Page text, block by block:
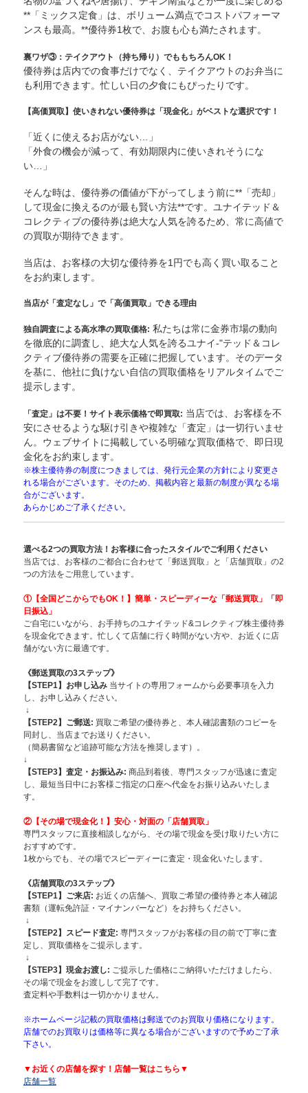
**「ミックス定食」は、ボリューム満点でコストパフォーマ
ンスも最高。**優待券1枚で、お腹も心も満たされます。
裏ワザ③：テイクアウト（持ち帰り）でももちろんOK！
優待券は店内での食事だけでなく、テイクアウトのお弁当に
も利用できます。忙しい日の夕食にもぴったりです。
【高価買取】使いきれない優待券は「現金化」がベストな選択です！
「近くに使えるお店がない…」
「外食の機会が減って、有効期限内に使いきれそうにな
い…」
そんな時は、優待券の価値が下がってしまう前に**「売却」
して現金に換えるのが最も賢い方法**です。ユナイテッド＆
コレクティブの優待券は絶大な人気を誇るため、常に高値で
の買取が期待できます。
当店は、お客様の大切な優待券を1円でも高く買い取ること
をお約束します。
当店が「査定なし」で「高価買取」できる理由
独自調査による高水準の買取価格: 私たちは常に金券市場の動向
を徹底的に調査し、絶大な人気を誇るユナイ-"テッド＆コレ
クティブ優待券の需要を正確に把握しています。そのデータ
を基に、他社に負けない自信の買取価格をリアルタイムでご
提示します。
「査定」は不要！サイト表示価格で即買取: 当店では、お客様を不
安にさせるような駆け引きや複雑な「査定」は一切行いませ
ん。ウェブサイトに掲載している明確な買取価格で、即日現
金化をお約束します。
※株主優待券の制度につきましては、発行元企業の方針により変更さ
れる場合がございます。そのため、掲載内容と最新の制度が異なる場
合がございます。
あらかじめご了承ください。
選べる2つの買取方法！お客様に合ったスタイルでご利用ください
当店では、お客様のご都合に合わせて「郵送買取」と「店舗買取」の2
つの方法をご用意しています。
①【全国どこからでもOK！】簡単・スピーディーな「郵送買取」「即
日振込」
ご自宅にいながら、お手持ちのユナイテッド&コレクティブ株主優待券
を現金化できます。忙しくて店舗に行く時間がない方や、お近くに店
舗がない方に最適です。
《郵送買取の3ステップ》
【STEP1】お申し込み当サイトの専用フォームから必要事項を入力
し、お申し込みください。
↓
【STEP2】ご郵送: 買取ご希望の優待券と、本人確認書類のコピーを
同封し、当店までお送りください。
（簡易書留など追跡可能な方法を推奨します）。
↓
【STEP3】査定・お振込み: 商品到着後、専門スタッフが迅速に査定
し、最短当日中にお客様ご指定の口座へ代金をお振り込みいたしま
す。
②【その場で現金化！】安心・対面の「店舗買取」
専門スタッフに直接相談しながら、その場で現金を受け取りたい方に
おすすめです。
1枚からでも、その場でスピーディーに査定・現金化いたします。
《店舗買取の3ステップ》
【STEP1】 ご来店: お近くの店舗へ、買取ご希望の優待券と本人確認
書類（運転免許証・マイナンバーなど）をお持ちください。
↓
【STEP2】スピード査定: 専門スタッフがお客様の目の前で丁寧に査
定し、買取価格をご提示します。
↓
【STEP3】現金お渡し: ご提示した価格にご納得いただけましたら、
その場で現金をお渡しして完了です。
査定料や手数料は一切かかりません。
※ホームページ記載の買取価格は郵送でのお買取り価格になります。
店舗でのお買取りは価格等に異なる場合がございますので予めご了承
下さい。
▼お近くの店舗を探す！店舗一覧はこちら▼
店舗一覧